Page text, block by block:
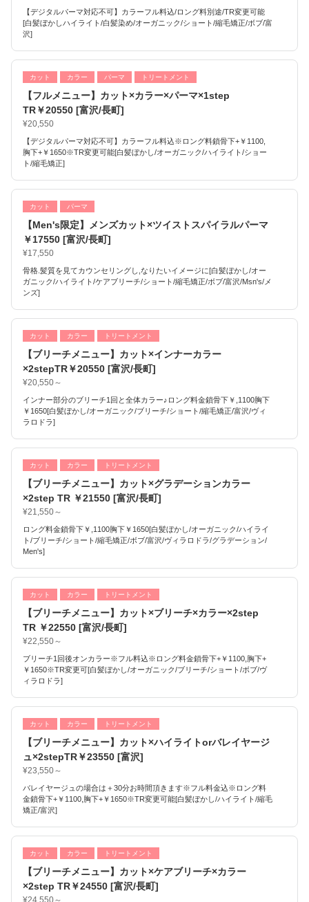
【デジタルパーマ対応不可】カラーフル料込/ロング料別途/TR変更可能
[白髪ぼかしハイライト/白髪染め/オーガニック/ショート/縮毛矯正/ボブ/富
沢]
カット カラー パーマ トリートメント
【フルメニュー】カット×カラー×パーマ×1step
TR￥20550 [富沢/長町]
¥20,550
【デジタルパーマ対応不可】カラーフル料込※ロング料鎖骨下+￥1100,
胸下+￥1650※TR変更可能[白髪ぼかし/オーガニック/ハイライト/ショー
ト/縮毛矯正]
カット パーマ
【Men's限定】メンズカット×ツイストスパイラルパーマ
￥17550 [富沢/長町]
¥17,550
骨格.髪質を見てカウンセリングし,なりたいイメージに[白髪ぼかし/オー
ガニック/ハイライト/ケアブリーチ/ショート/縮毛矯正/ボブ/富沢/Msn's/メ
ンズ]
カット カラー トリートメント
【ブリーチメニュー】カット×インナーカラー
×2stepTR￥20550 [富沢/長町]
¥20,550～
インナー部分のブリーチ1回と全体カラー♪ロング料金鎖骨下￥,1100胸下
￥1650[白髪ぼかし/オーガニック/ブリーチ/ショート/縮毛矯正/富沢/ヴィ
ラロドラ]
カット カラー トリートメント
【ブリーチメニュー】カット×グラデーションカラー
×2step TR ￥21550 [富沢/長町]
¥21,550～
ロング料金鎖骨下￥,1100胸下￥1650[白髪ぼかし/オーガニック/ハイライ
ト/ブリーチ/ショート/縮毛矯正/ボブ/富沢/ヴィラロドラ/グラデーション/
Men's]
カット カラー トリートメント
【ブリーチメニュー】カット×ブリーチ×カラー×2step
TR ￥22550 [富沢/長町]
¥22,550～
ブリーチ1回後オンカラー※フル料込※ロング料金鎖骨下+￥1100,胸下+
￥1650※TR変更可[白髪ぼかし/オーガニック/ブリーチ/ショート/ボブ/ヴ
ィラロドラ]
カット カラー トリートメント
【ブリーチメニュー】カット×ハイライトorバレイヤージ
ュ×2stepTR￥23550 [富沢]
¥23,550～
バレイヤージュの場合は＋30分お時間頂きます※フル料金込※ロング料
金鎖骨下+￥1100,胸下+￥1650※TR変更可能[白髪ぼかし/ハイライト/縮毛
矯正/富沢]
カット カラー トリートメント
【ブリーチメニュー】カット×ケアブリーチ×カラー
×2step TR￥24550 [富沢/長町]
¥24,550～